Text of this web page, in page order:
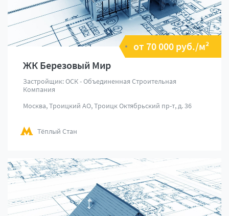
от 70 000 руб./м²
ЖК Березовый Мир
Застройщик: ОСК - Объединенная Строительная
Компания
Москва, Троицкий АО, Троицк Октябрьский пр-т, д. 36
Тёплый Стан